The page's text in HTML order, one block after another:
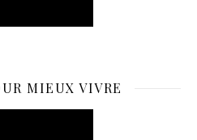
MIEUX VIVRE